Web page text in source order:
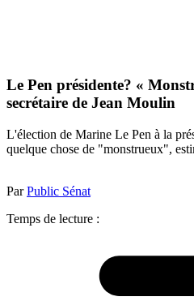
Le Pen présidente? «
secrétaire de Jean Moulin
L'élection de Marine Le Pen à la
quelque chose de "monstrueux",
ParPublic Sénat
Temps de lecture :